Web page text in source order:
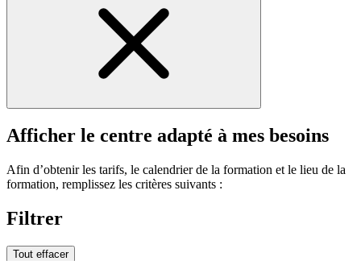
Afficher le centre adapté à mes besoins
Afin d’obtenir les tarifs, le calendrier de la formation et le lieu de la
formation, remplissez les critères suivants :
Filtrer
Tout effacer